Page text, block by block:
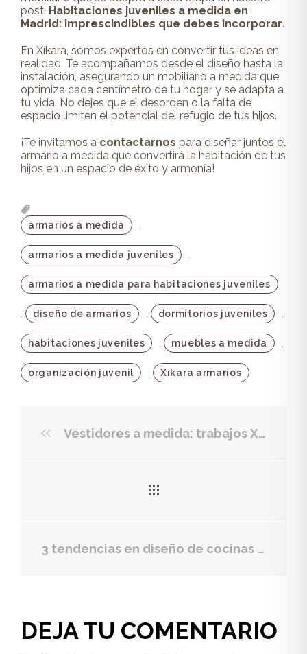
post: Habitaciones juveniles a medida en
Madrid: imprescindibles que debes incorporar.
En Xíkara, somos expertos en convertir tus ideas en
realidad. Te acompañamos desde el diseño hasta la
instalación, asegurando un mobiliario a medida que
optimiza cada centímetro de tu hogar y se adapta a
tu vida. No dejes que el desorden o la falta de
espacio limiten el potencial del refugio de tus hijos.
¡Te invitamos a contactarnos para diseñar juntos el
armario a medida que convertirá la habitación de tus
hijos en un espacio de éxito y armonía!
armarios a medida ,
armarios a medida juveniles ,
armarios a medida para habitaciones juveniles
, diseño de armarios , dormitorios juveniles ,
habitaciones juveniles , muebles a medida ,
organización juvenil , Xíkara armarios
Vestidores a medida: trabajos Xíkara
3 tendencias en diseño de cocinas que no pueden faltar en tu hogar
DEJA TU COMENTARIO